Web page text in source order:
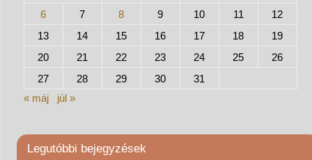
6
7 8 9 10 11
12
13
14 15 16 17 18
19
20
21 22 23 24 25
26
27
28 29 30
31
« máj
júl »
Legutóbbi bejegyzések